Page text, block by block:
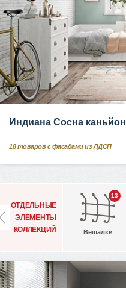
Индиана Сосна каньйон
18 товаров с фасадами из ЛДСП
ОТДЕЛЬНЫЕ
ЭЛЕМЕНТЫ
КОЛЛЕКЦИЙ
13
Вешалки